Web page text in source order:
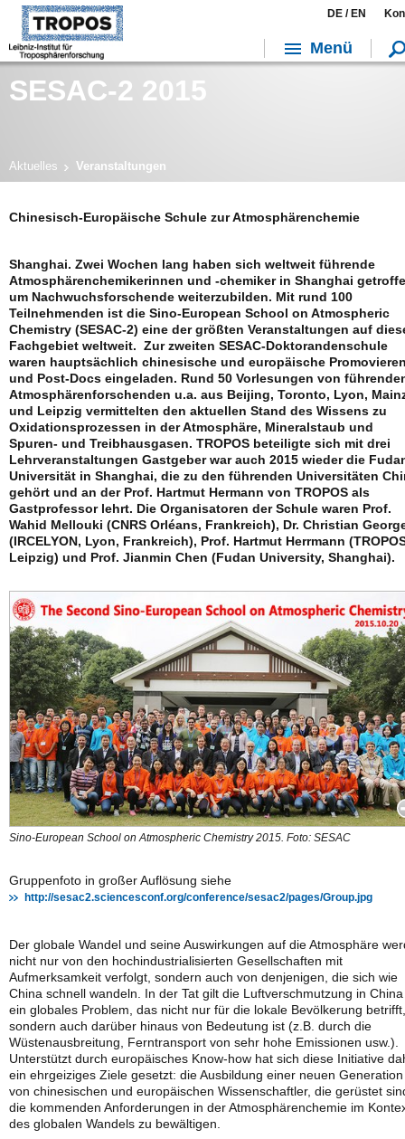
SESAC-2 2015
Aktuelles Veranstaltungen
Chinesisch-Europäische Schule zur Atmosphärenchemie
Shanghai. Zwei Wochen lang haben sich weltweit führende
Atmosphärenchemikerinnen und -chemiker in Shanghai
um Nachwuchsforschende weiterzubilden. Mit rund 100
Teilnehmenden ist die Sino-European School on Atmospheric
Chemistry (SESAC-2) eine der größten Veranstaltungen auf
Fachgebiet weltweit. Zur zweiten SESAC-Doktorandenschule
waren hauptsächlich chinesische und europäische
und Post-Docs eingeladen. Rund 50 Vorlesungen von
Atmosphärenforschenden u.a. aus Beijing, Toronto, Lyon,
und Leipzig vermittelten den aktuellen Stand des Wissens zu
Oxidationsprozessen in der Atmosphäre, Mineralstaub und
Spuren- und Treibhausgasen. TROPOS beteiligte sich mit drei
Lehrveranstaltungen Gastgeber war auch 2015 wieder die
Universität in Shanghai, die zu den führenden Universitäten
gehört und an der Prof. Hartmut Hermann von TROPOS als
Gastprofessor lehrt. Die Organisatoren der Schule waren Prof.
Wahid Mellouki (CNRS Orléans, Frankreich), Dr. Christian
(IRCELYON, Lyon, Frankreich), Prof. Hartmut Herrmann
Leipzig) und Prof. Jianmin Chen (Fudan University, Shanghai).
Sino-European School on Atmospheric Chemistry 2015. Foto: SESAC
Gruppenfoto in großer Auflösung siehe
http://sesac2.sciencesconf.org/conference/sesac2/pages/Group.jpg
Der globale Wandel und seine Auswirkungen auf die Atmosphäre
nicht nur von den hochindustrialisierten Gesellschaften mit
Aufmerksamkeit verfolgt, sondern auch von denjenigen, die sich wie
China schnell wandeln. In der Tat gilt die Luftverschmutzung in
ein globales Problem, das nicht nur für die lokale Bevölkerung betrifft,
sondern auch darüber hinaus von Bedeutung ist (z.B. durch die
Wüstenausbreitung, Ferntransport von sehr hohe Emissionen usw.).
Unterstützt durch europäisches Know-how hat sich diese Initiative
ein ehrgeiziges Ziele gesetzt: die Ausbildung einer neuen Generation
von chinesischen und europäischen Wissenschaftler, die gerüstet
die kommenden Anforderungen in der Atmosphärenchemie im
des globalen Wandels zu bewältigen.
DE /EN
Menü